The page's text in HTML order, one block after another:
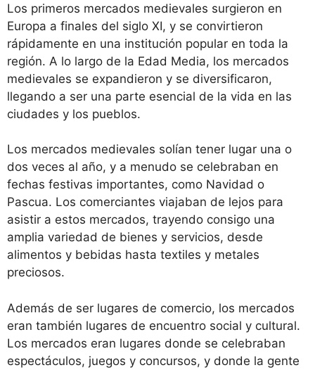
Los primeros mercados medievales surgieron en
Europa a finales del siglo XI, y se convirtieron
rápidamente en una institución popular en toda la
región. A lo largo de la Edad Media, los mercados
medievales se expandieron y se diversificaron,
llegando a ser una parte esencial de la vida en las
ciudades y los pueblos.
Los mercados medievales solían tener lugar una o
dos veces al año, y a menudo se celebraban en
fechas festivas importantes, como Navidad o
Pascua. Los comerciantes viajaban de lejos para
asistir a estos mercados, trayendo consigo una
amplia variedad de bienes y servicios, desde
alimentos y bebidas hasta textiles y metales
preciosos.
Además de ser lugares de comercio, los mercados
eran también lugares de encuentro social y cultural.
Los mercados eran lugares donde se celebraban
espectáculos, juegos y concursos, y donde la gente